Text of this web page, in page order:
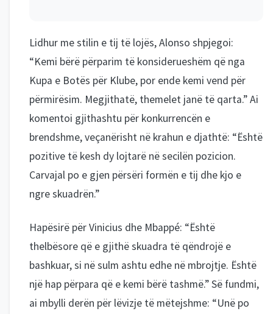
Lidhur me stilin e tij të lojës, Alonso shpjegoi:
“Kemi bërë përparim të konsiderueshëm që nga
Kupa e Botës për Klube, por ende kemi vend për
përmirësim. Megjithatë, themelet janë të qarta.” Ai
komentoi gjithashtu për konkurrencën e
brendshme, veçanërisht në krahun e djathtë: “Është
pozitive të kesh dy lojtarë në secilën pozicion.
Carvajal po e gjen përsëri formën e tij dhe kjo e
ngre skuadrën.”
Hapësirë për Vinicius dhe Mbappé: “Është
thelbësore që e gjithë skuadra të qëndrojë e
bashkuar, si në sulm ashtu edhe në mbrojtje. Është
një hap përpara që e kemi bërë tashmë.” Së fundmi,
ai mbylli derën për lëvizje të mëtejshme: “Unë po